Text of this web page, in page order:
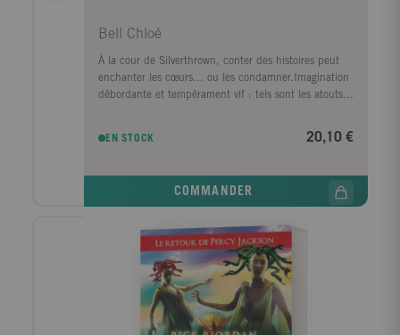
Bell Chloé
À la cour de Silverthrown, conter des histoires peut
enchanter les cœurs... ou les condamner.Imagination
débordante et tempérament vif : tels sont les atouts
talents de Conteuse pour faire rêver les autres et
subvenir aux besoins des siens. Le conte de sa propre
prestigieux Bal de la Lune. Elle y fait la rencontre du
l’intrigue au plus haut point. Leurs destins
s’entremêlent dans un vertige de bals étincelants et
de faux-semblants. Pour survivre aux jeux de pouvoir
et aux secrets de famille, Lyra devra manier bien plus
que des mots.
EN STOCK 20,10 €
COMMANDER